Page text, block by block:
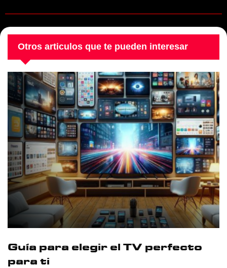
Otros articulos que te pueden interesar
Guía para elegir el TV perfecto
para ti